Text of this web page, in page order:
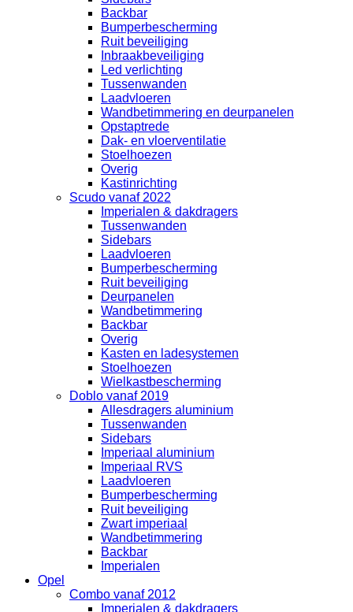
Backbar
Bumperbescherming
Ruit beveiliging
Inbraakbeveiliging
Led verlichting
Tussenwanden
Laadvloeren
Wandbetimmering en deurpanelen
Opstaptrede
Dak- en vloerventilatie
Stoelhoezen
Overig
Kastinrichting
Scudo vanaf 2022
Imperialen & dakdragers
Tussenwanden
Sidebars
Laadvloeren
Bumperbescherming
Ruit beveiliging
Deurpanelen
Wandbetimmering
Backbar
Overig
Kasten en ladesystemen
Stoelhoezen
Wielkastbescherming
Doblo vanaf 2019
Allesdragers aluminium
Tussenwanden
Sidebars
Imperiaal aluminium
Imperiaal RVS
Laadvloeren
Bumperbescherming
Ruit beveiliging
Zwart imperiaal
Wandbetimmering
Backbar
Imperialen
Opel
Combo vanaf 2012
Imperialen & dakdragers